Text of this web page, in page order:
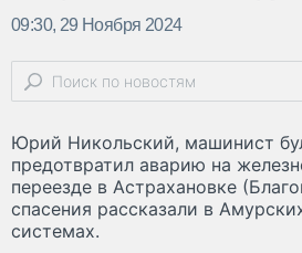
09:30, 29 Ноября 2024
Юрий Никольский, машинист
предотвратил аварию на
переезде в Астрахановке
спасения рассказали в
системах.